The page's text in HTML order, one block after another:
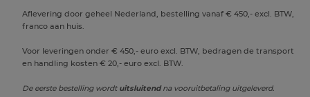
Aflevering door geheel Nederland, bestelling vanaf € 450,- excl. BTW,
franco aan huis.
Voor leveringen onder € 450,- euro excl. BTW, bedragen de transport
en handling kosten € 20,- euro excl. BTW.
De eerste bestelling wordt uitsluitendna vooruitbetaling uitgeleverd.